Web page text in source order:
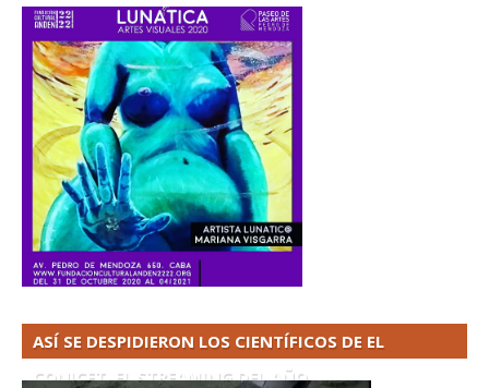
ASÍ SE DESPIDIERON LOS CIENTÍFICOS DE EL
CONICET. EL STREAMING DEL AÑO